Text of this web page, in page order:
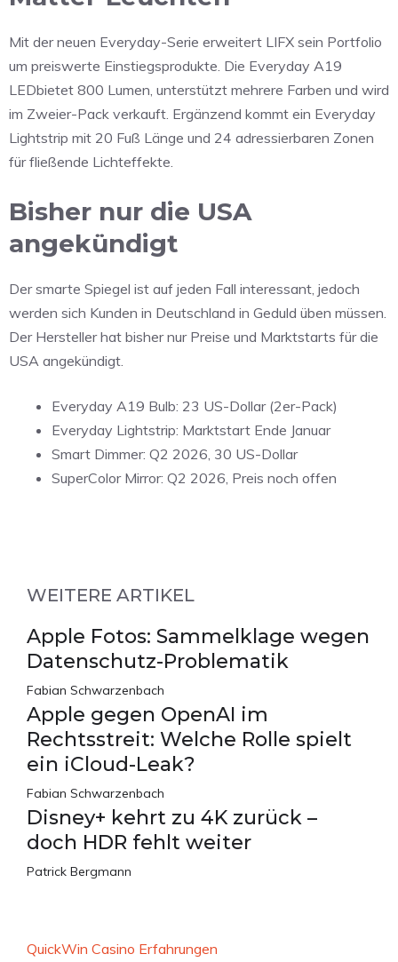
Mit der neuen Everyday-Serie erweitert LIFX sein Portfolio
um preiswerte Einstiegsprodukte. Die Everyday A19
LEDbietet 800 Lumen, unterstützt mehrere Farben und wird
im Zweier-Pack verkauft. Ergänzend kommt ein Everyday
Lightstrip mit 20 Fuß Länge und 24 adressierbaren Zonen
für fließende Lichteffekte.
Bisher nur die USA
angekündigt
Der smarte Spiegel ist auf jeden Fall interessant, jedoch
werden sich Kunden in Deutschland in Geduld üben müssen.
Der Hersteller hat bisher nur Preise und Marktstarts für die
USA angekündigt.
Everyday A19 Bulb: 23 US-Dollar (2er-Pack)
Everyday Lightstrip: Marktstart Ende Januar
Smart Dimmer: Q2 2026, 30 US-Dollar
SuperColor Mirror: Q2 2026, Preis noch offen
WEITERE ARTIKEL
Apple Fotos: Sammelklage wegen
Datenschutz-Problematik
Fabian Schwarzenbach
Apple gegen OpenAI im
Rechtsstreit: Welche Rolle spielt
ein iCloud-Leak?
Fabian Schwarzenbach
Disney+ kehrt zu 4K zurück –
doch HDR fehlt weiter
Patrick Bergmann
QuickWin Casino Erfahrungen